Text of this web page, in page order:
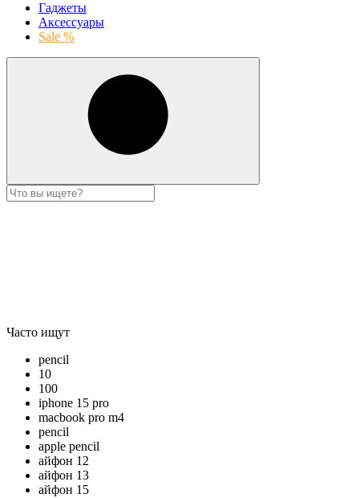
Гаджеты
Аксессуары
Sale %
Часто ищут
pencil
10
100
iphone 15 pro
macbook pro m4
pencil
apple pencil
айфон 12
айфон 13
айфон 15